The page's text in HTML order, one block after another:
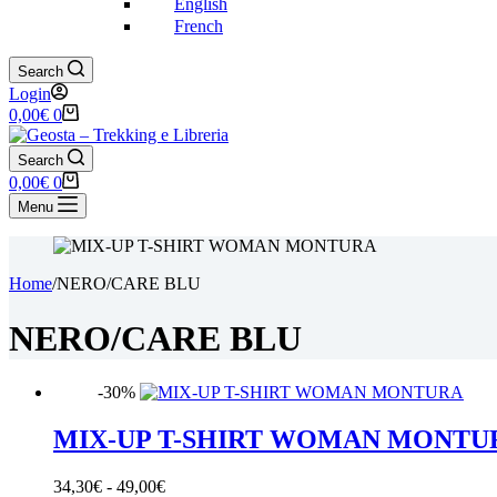
French
Search
Login
Carrello
0,00€ 0
Search
Carrello
0,00€ 0
Menu
Home/NERO/CARE BLU
NERO/CARE BLU
-30%
MIX-UP T-SHIRT WOMAN
34,30€ - 49,00€Fascia